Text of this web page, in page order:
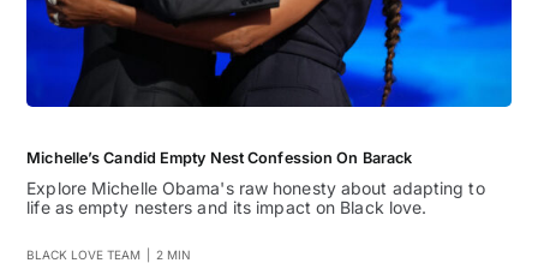
Michelle’s Candid Empty Nest Confession On Barack
Explore Michelle Obama's raw honesty about adapting to
life as empty nesters and its impact on Black love.
BLACK LOVE TEAM 2 MIN